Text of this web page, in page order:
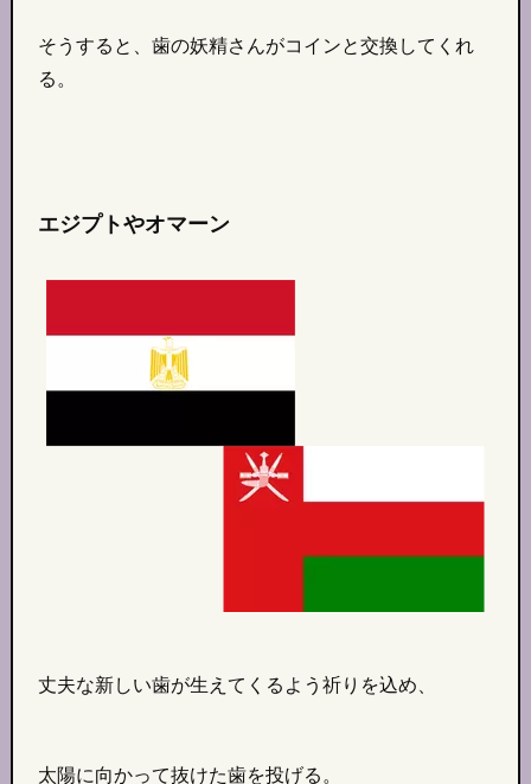
そうすると、歯の妖精さんがコインと交換してくれ
る。
エジプトやオマーン
丈夫な新しい歯が生えてくるよう祈りを込め、
太陽に向かって抜けた歯を投げる。